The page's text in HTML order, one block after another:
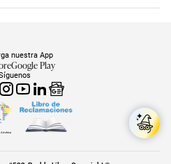
nuestra App
Google Play
América